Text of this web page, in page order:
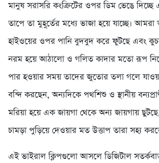
মানুষ সরাসরি কংক্রিটের ওপর ডিম ভেঙে দিচ্ছে
তাপে তা মুহূর্তের মধ্যে ভাজা হয়ে যাচ্ছে।
হাইওয়ের ওপর পানি বুদবুদ করে ফুটছে এবং
নরম হয়ে আঠালো ও গলিত কাদার মতো রূপ
পার হওয়ার সময় তাদের জুতোর তলা গলে
বন্দি করছেন, অন্যদিকে পথশিশু ও স্থানীয়
মরিয়া হয়ে এক জায়গা থেকে অন্য জায়গায়
চামড়া পুড়িয়ে দেওয়ার মত উত্তাপ তারা সহ্য
এই ভাইরাল ক্লিপগুলো আসলে ডিজিটাল